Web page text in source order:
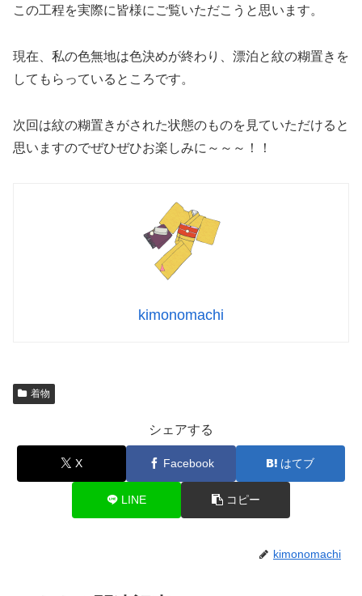
この工程を実際に皆様にご覧いただこうと思います。
現在、私の色無地は色決めが終わり、漂泊と紋の糊置きを
してもらっているところです。
次回は紋の糊置きがされた状態のものを見ていただけると
思いますのでぜひぜひお楽しみに～～～！！
kimonomachi
着物
シェアする
X Facebook はてブ
LINE コピー
kimonomachi